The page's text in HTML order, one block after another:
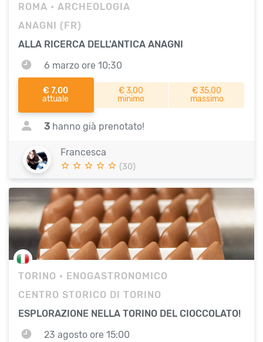
ROMA • ARCHEOLOGIA
ANAGNI (FR)
ALLA RICERCA DELL'ANTICA ANAGNI
6 marzo ore 10:30
€ 7,00
attuale
€ 3,00
minimo
€ 35,00
massimo
3 hanno già prenotato!
Francesca
(30)
TORINO • ENOGASTRONOMICO
CENTRO STORICO DI TORINO
ESPLORAZIONE NELLA TORINO DEL CIOCCOLATO!
23 agosto ore 15:00